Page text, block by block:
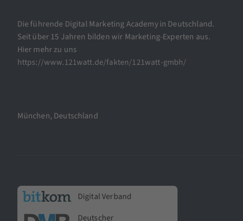
Die führende Digital Marketing Academy in Deutschland.
Seit über 15 Jahren bilden wir Marketing-Experten aus.
Hier mehr zu uns
https://www.121watt.de/fakten/121watt-gmbh/
München, Deutschland
Digital Verband
Deutscher